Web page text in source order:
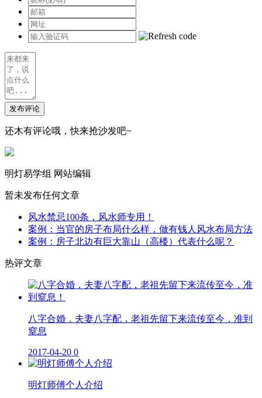
发布评论
还木有评论哦，快来抢沙发吧~
明灯易学组 网站编辑
暂未发布任何文章
风水禁忌100条，风水师专用！
案例：当官的房子布局什么样，做有钱人风水布局方法
案例：房子北边有巨大靠山（高楼）代表什么呢？
热评文章
八字合婚，夫妻八字配，老祖先留下来流传至今，准到
窒息
2017-04-20 0
明灯师傅个人介绍